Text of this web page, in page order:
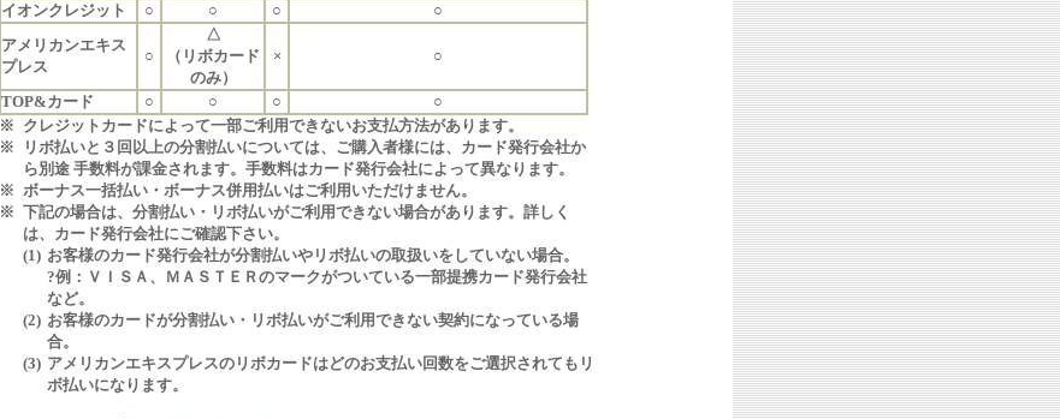
イオンクレジット
○ ○ ○
○
アメリカンエキス
プレス
○
△
（リボカード
のみ）
× ○
TOP&カード ○ ○ ○
○
※ クレジットカードによって一部ご利用できないお支払方法があります。
※
リボ払いと３回以上の分割払いについては、ご購入者様には、カード発行会社か
ら別途 手数料が課金されます。手数料はカード発行会社によって異なります。
※ ボーナス一括払い・ボーナス併用払いはご利用いただけません。
※ 下記の場合は、分割払い・リボ払いがご利用できない場合があります。詳しく
は、カード発行会社にご確認下さい。
(1) お客様のカード発行会社が分割払いやリボ払いの取扱いをしていない場合。
?例：ＶＩＳＡ、ＭＡＳＴＥＲのマークがついている一部提携カード発行会社
など。
(2) お客様のカードが分割払い・リボ払いがご利用できない契約になっている場
合。
(3) アメリカンエキスプレスのリボカードはどのお支払い回数をご選択されてもリ
ボ払いになります。